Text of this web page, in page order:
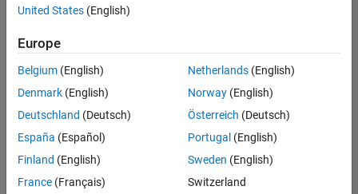
Enregistrer
sélectionnées
Les
descriptions
poste
n’ont
pas
United States (English)
Europe
Belgium (English)
Denmark (English)
Deutschland (Deutsch)
España (Español)
Finland (English)
France (Français)
Netherlands(English)
Norway(English)
Österreich (Deutsch)
Portugal (English)
Sweden (English)
Switzerland